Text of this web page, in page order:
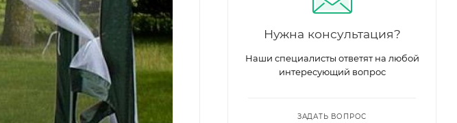
Нужна консультация?
Наши специалисты ответят на любой
интересующий вопрос
ЗАДАТЬ ВОПРОС